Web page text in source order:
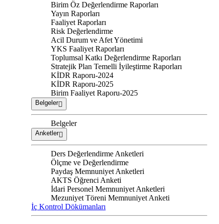
Birim Öz Değerlendirme Raporları
Yayın Raporları
Faaliyet Raporları
Risk Değerlendirme
Acil Durum ve Afet Yönetimi
YKS Faaliyet Raporları
Toplumsal Katkı Değerlendirme Raporları
Stratejik Plan Temelli İyileştirme Raporları
KİDR Raporu-2024
KİDR Raporu-2025
Birim Faaliyet Raporu-2025
Belgeler
Belgeler
Anketler
Ders Değerlendirme Anketleri
Ölçme ve Değerlendirme
Paydaş Memnuniyet Anketleri
AKTS Öğrenci Anketi
İdari Personel Memnuniyet Anketleri
Mezuniyet Töreni Memnuniyet Anketi
İç Kontrol Dökümanları